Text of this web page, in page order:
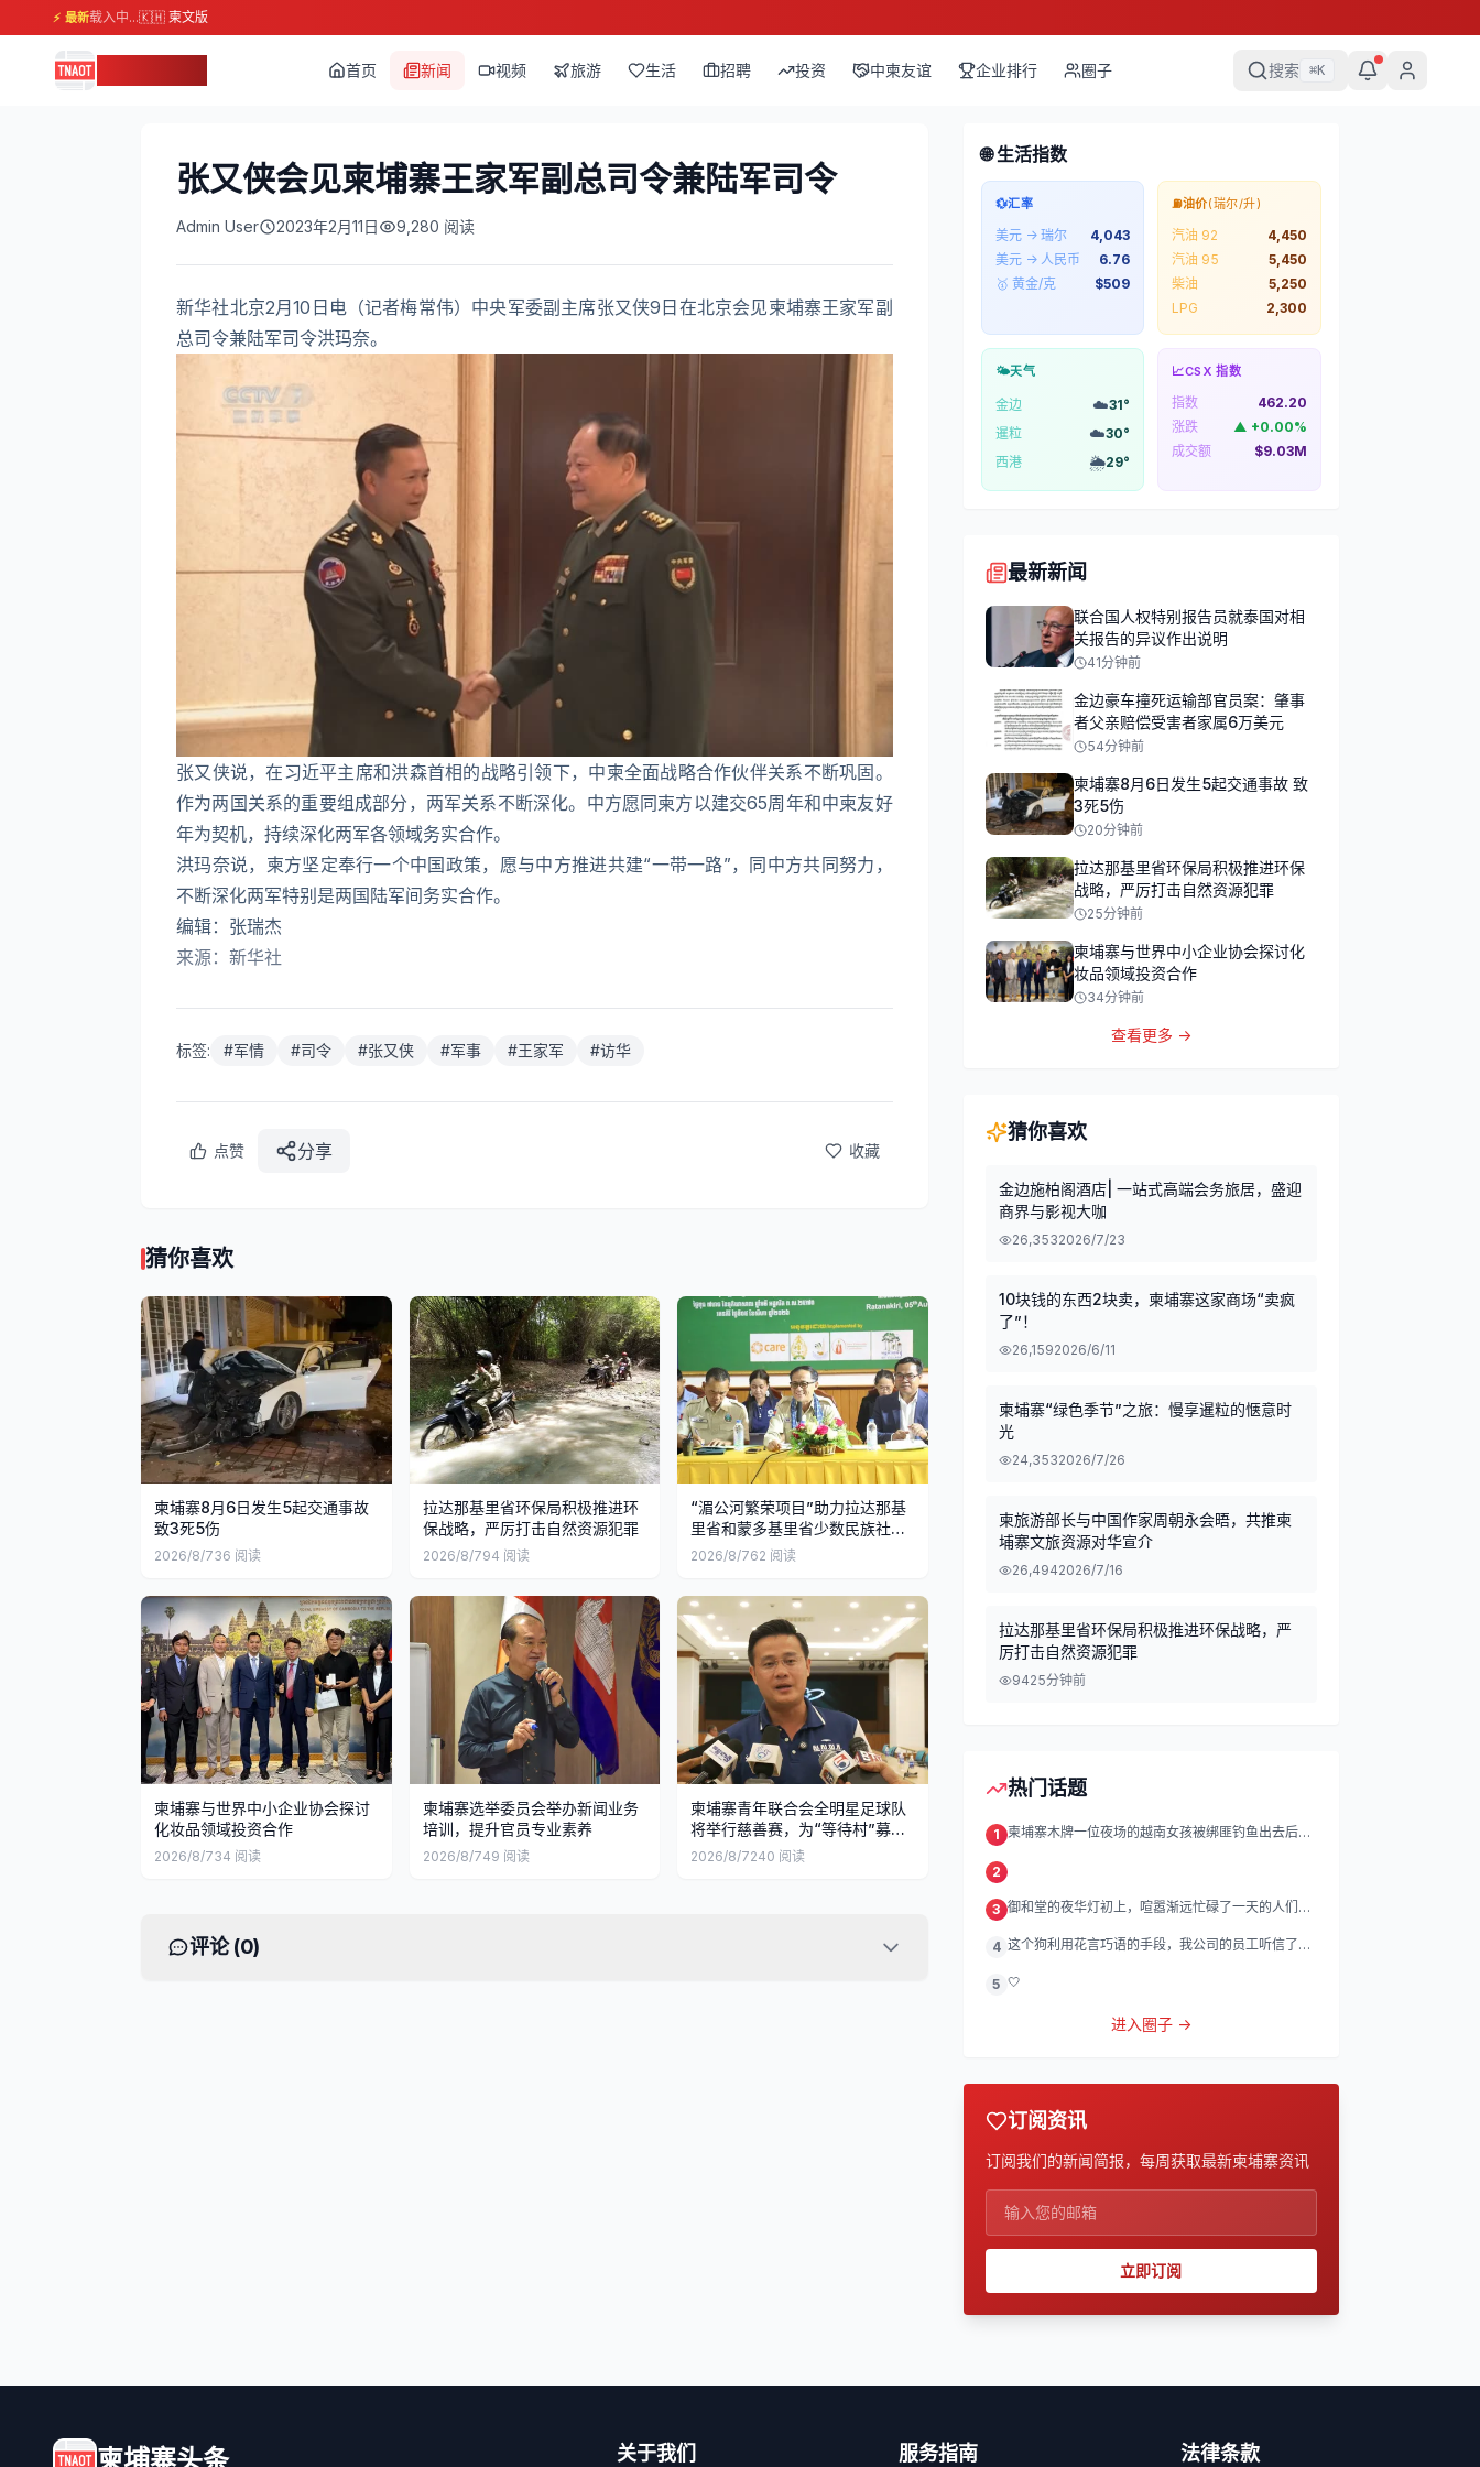
⚡ 最新载入中...🇰🇭 柬文版
首页 新闻 视频 旅游 生活 招聘 投资 中柬友谊 企业排行 圈子 搜索 ⌘K
张又侠会见柬埔寨王家军副总司令兼陆军司令
Admin User 2023年2月11日 9,280 阅读
新华社北京2月10日电（记者梅常伟）中央军委副主席张又侠9日在北京会见柬埔寨王家军副
总司令兼陆军司令洪玛奈。
张又侠说，在习近平主席和洪森首相的战略引领下，中柬全面战略合作伙伴关系不断巩固。
作为两国关系的重要组成部分，两军关系不断深化。中方愿同柬方以建交65周年和中柬友好
年为契机，持续深化两军各领域务实合作。
洪玛奈说，柬方坚定奉行一个中国政策，愿与中方推进共建“一带一路”，同中方共同努力，
不断深化两军特别是两国陆军间务实合作。
编辑：张瑞杰
来源：新华社
标签: #军情 #司令 #张又侠 #军事 #王家军 #访华
点赞 分享 收藏
猜你喜欢
柬埔寨8月6日发生5起交通事故
致3死5伤
2026/8/736 阅读
拉达那基里省环保局积极推进环
保战略，严厉打击自然资源犯罪
2026/8/794 阅读
“湄公河繁荣项目”助力拉达那基
里省和蒙多基里省少数民族社区
应对气候变化
2026/8/762 阅读
柬埔寨与世界中小企业协会探讨
化妆品领域投资合作
2026/8/734 阅读
柬埔寨选举委员会举办新闻业务
培训，提升官员专业素养
2026/8/749 阅读
柬埔寨青年联合会全明星足球队
将举行慈善赛，为“等待村”募集
物资
2026/8/7240 阅读
评论 (0)
🌐 生活指数
💱汇率
美元 → 瑞尔
4,043
美元 → 人民币
6.76
🥇 黄金/克
$509
⛽油价(瑞尔/升)
汽油 92
4,450
汽油 95
5,450
柴油
5,250
LPG
2,300
🌤️天气
金边 ☁️31°
暹粒
☁️30°
西港
🌦️29°
📈CSX 指数
指数
462.20
涨跌
▲ +0.00%
成交额
$9.03M
最新新闻
联合国人权特别报告员就泰国对相
关报告的异议作出说明
41分钟前
金边豪车撞死运输部官员案：肇事
者父亲赔偿受害者家属6万美元
54分钟前
柬埔寨8月6日发生5起交通事故 致
3死5伤
20分钟前
拉达那基里省环保局积极推进环保
战略，严厉打击自然资源犯罪
25分钟前
柬埔寨与世界中小企业协会探讨化
妆品领域投资合作
34分钟前
查看更多 →
猜你喜欢
金边施柏阁酒店| 一站式高端会务旅居，盛迎
商界与影视大咖
26,3532026/7/23
10块钱的东西2块卖，柬埔寨这家商场“卖疯
了”！
26,1592026/6/11
柬埔寨“绿色季节”之旅：慢享暹粒的惬意时
光
24,3532026/7/26
柬旅游部长与中国作家周朝永会晤，共推柬
埔寨文旅资源对华宣介
26,4942026/7/16
拉达那基里省环保局积极推进环保战略，严
厉打击自然资源犯罪
9425分钟前
热门话题
1 柬埔寨木牌一位夜场的越南女孩被绑匪钓鱼出去后遭
2
3 御和堂的夜华灯初上，喧嚣渐远忙碌了一天的人们渐
4 这个狗利用花言巧语的手段，我公司的员工听信了他
5 🤍
进入圈子 →
订阅资讯
订阅我们的新闻简报，每周获取最新柬埔寨资讯
立即订阅
柬埔寨头条 关于我们 服务指南 法律条款